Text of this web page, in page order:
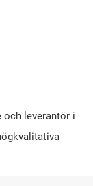
leverantör i